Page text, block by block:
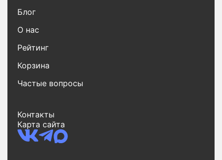
Блог
О нас
Рейтинг
Корзина
Частые вопросы
Контакты
Карта сайта